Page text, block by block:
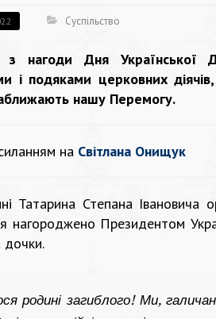
Суспільство
нагоди Дня Української
і подяками церковних
нашу Перемогу.
на Світлана Онищук
Татарина Степана Івановича
нагороджено Президентом
дочки.
родині загиблого! Ми,